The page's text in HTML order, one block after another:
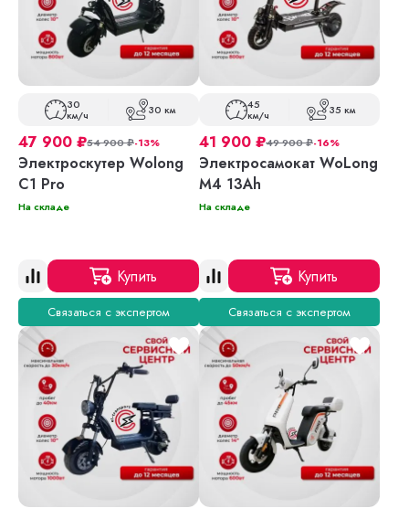
30
км/ч 30 км
47 900 ₽54 900₽-13%
Электроскутер Wolong
C1 Pro
На складе
Купить
Связаться с экспертом
45
км/ч 35 км
41 900 ₽49 900₽-16%
Электросамокат WoLong
M4 13Ah
На складе
Купить
Связаться с экспертом